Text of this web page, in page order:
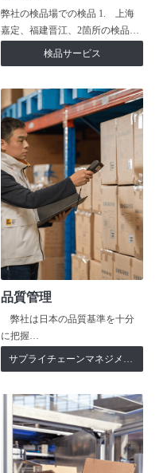
弊社の検品場での検品 1. 上海
嘉定、福建晋江、2箇所の検品…
検品サービス
品質管理
弊社は日本の品質基準を十分
に把握…
サプライチェーンマネジメント